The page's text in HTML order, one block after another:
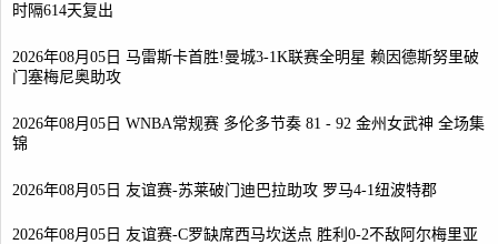
时隔614天复出
2026年08月05日 马雷斯卡首胜!曼城3-1K联赛全明星 赖因德斯努里破
门塞梅尼奥助攻
2026年08月05日 WNBA常规赛 多伦多节奏 81 - 92 金州女武神 全场集
锦
2026年08月05日 友谊赛-苏莱破门迪巴拉助攻 罗马4-1纽波特郡
2026年08月05日 友谊赛-C罗缺席西马坎送点 胜利0-2不敌阿尔梅里亚